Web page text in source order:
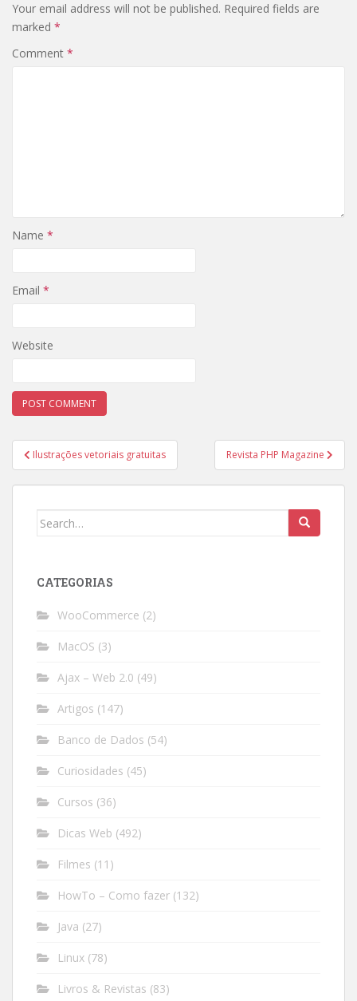
Your email address will not be published. Required fields are
marked *
Comment *
Name *
Email *
Website
Post
navigation
Ilustrações vetoriais gratuitas Revista PHP Magazine
Search
CATEGORIAS
WooCommerce (2)
MacOS (3)
Ajax – Web 2.0 (49)
Artigos (147)
Banco de Dados (54)
Curiosidades (45)
Cursos (36)
Dicas Web (492)
Filmes (11)
HowTo – Como fazer (132)
Java (27)
Linux (78)
Livros & Revistas (83)